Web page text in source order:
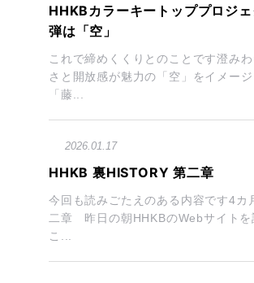
HHKBカラーキートッププロジ
弾は「空」
これで締めくくりとのことです澄み
さと開放感が魅力の「空」をイメー
「藤...
2026.01.17
HHKB 裏HISTORY 第二章
今回も読みごたえのある内容です4カ
二章 昨日の朝HHKBのWebサイトを
こ...